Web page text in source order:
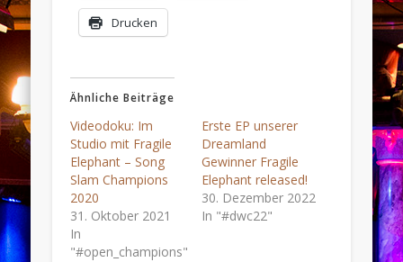
Drucken
Ähnliche Beiträge
Videodoku: Im
Studio mit Fragile
Elephant – Song
Slam Champions
2020
31. Oktober 2021
In
"#open_champions"
Erste EP unserer
Dreamland
Gewinner Fragile
Elephant released!
30. Dezember 2022
In "#dwc22"